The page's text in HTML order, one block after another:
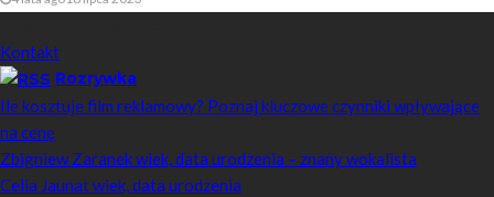
Kontakt
Rozrywka
Ile kosztuje film reklamowy? Poznaj kluczowe czynniki wpływające
na cenę
Zbigniew Zaranek wiek, data urodzenia – znany wokalista
Celia Jaunat wiek, data urodzenia